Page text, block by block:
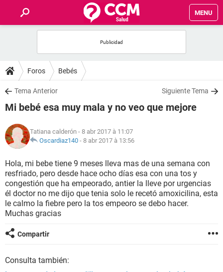
MENU
FORUMS
SALUD
NUTRICIÓN
BIENESTAR
SEXUALIDAD
GLOSARIO
Foros Bebés
Tema Anterior Siguiente Tema
Mi bebé esa muy mala y no veo que mejore
Tatiana calderón - 8 abr 2017 à 11:07
Oscardiaz140 - 8 abr 2017 à 13:56
Hola, mi bebe tiene 9 meses lleva mas de una semana con
resfriado, pero desde hace ocho días esa con una tos y
congestión que ha empeorado, antier la lleve por urgencias
él doctor no me dijo que tenia solo le recetó amoxicilina, esta
le calmo la fiebre pero la tos empeoro se debo hacer.
Muchas gracias
Compartir
Consulta también: